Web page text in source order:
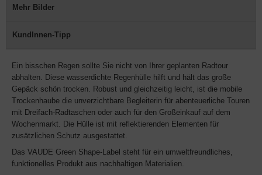
Mehr Bilder
KundInnen-Tipp
Ein bisschen Regen sollte Sie nicht von Ihrer geplanten Radtour
abhalten. Diese wasserdichte Regenhülle hilft und hält das große
Gepäck schön trocken. Robust und gleichzeitig leicht, ist die mobile
Trockenhaube die unverzichtbare Begleiterin für abenteuerliche Touren
mit Dreifach-Radtaschen oder auch für den Großeinkauf auf dem
Wochenmarkt. Die Hülle ist mit reflektierenden Elementen für
zusätzlichen Schutz ausgestattet.
Das VAUDE Green Shape-Label steht für ein umweltfreundliches,
funktionelles Produkt aus nachhaltigen Materialien.